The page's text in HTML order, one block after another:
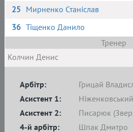
25 Мирненко Станіслав
36 Тіщенко Данило
Тренер
Колчин Денис
Арбітр:
Грицай
Асистент 1:
Асистент 2:
Писарюк
4-й арбітр:
Шпак Дмитро